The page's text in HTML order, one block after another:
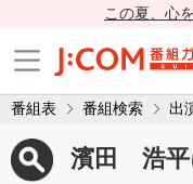
この夏、心
番組表 番組検索 出
濱田 浩平